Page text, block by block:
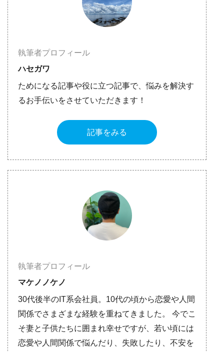
執筆者プロフィール
ハセガワ
ためになる記事や役に立つ記事で、悩みを解決す
るお手伝いをさせていただきます！
記事をみる
執筆者プロフィール
マケノノケノ
30代後半のIT系会社員。10代の頃から恋愛や人間
関係でさまざまな経験を重ねてきました。 今でこ
そ妻と子供たちに囲まれ幸せですが、若い頃には
恋愛や人間関係で悩んだり、失敗したり、不安を